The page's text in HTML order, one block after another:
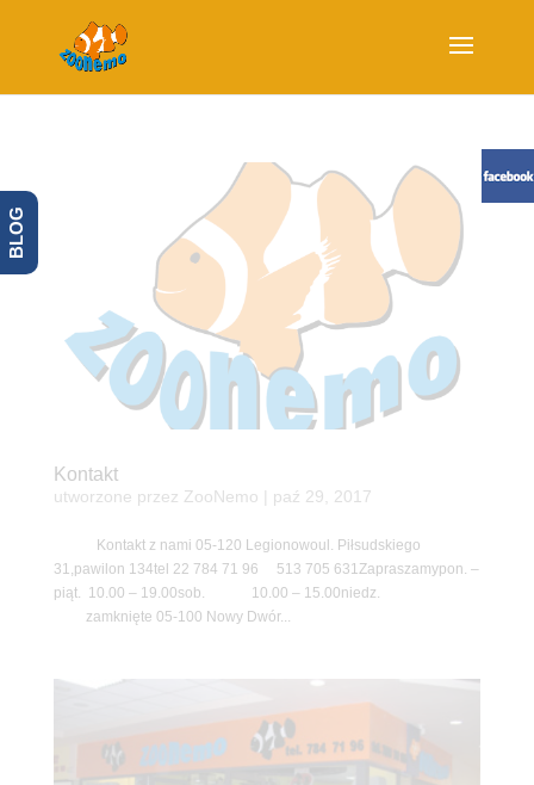
Kontakt
utworzone przez ZooNemo paź 29, 2017
Kontakt z nami 05-120 Legionowoul. Piłsudskiego
31,pawilon 134tel 22 784 71 96 513 705 631Zapraszamypon. –
piąt. 10.00 – 19.00sob. 10.00 – 15.00niedz.
zamknięte 05-100 Nowy Dwór...
BLOG